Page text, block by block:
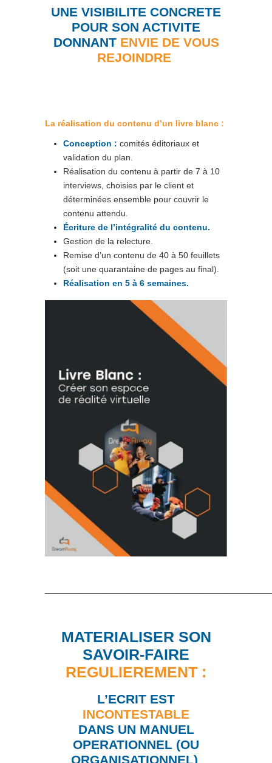
UNE VISIBILITE CONCRETE
POUR SON ACTIVITE
DONNANTENVIE DE VOUS
REJOINDRE
La réalisation du contenu d’un livre blanc :
Conception : comités éditoriaux et
validation du plan.
Réalisation du contenu à partir de 7 à 10
interviews, choisies par le client et
déterminées ensemble pour couvrir le
contenu attendu.
Écriture de l’intégralité du contenu.
Gestion de la relecture.
Remise d’un contenu de 40 à 50 feuillets
(soit une quarantaine de pages au final).
Réalisation en 5 à 6 semaines.
MATERIALISER SON
SAVOIR-FAIRE
REGULIEREMENT :
L’ECRIT EST
INCONTESTABLE
DANS UN MANUEL
OPERATIONNEL (OU
ORGANISATIONNEL)